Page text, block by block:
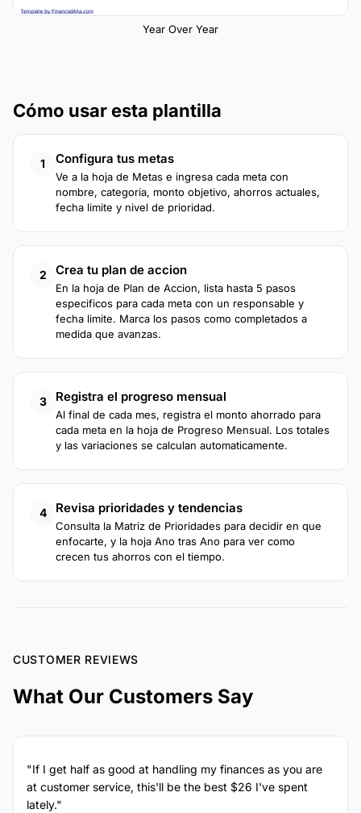
Year Over Year
Cómo usar esta plantilla
1 Configura tus metas
Ve a la hoja de Metas e ingresa cada meta con
nombre, categoria, monto objetivo, ahorros actuales,
fecha limite y nivel de prioridad.
2 Crea tu plan de accion
En la hoja de Plan de Accion, lista hasta 5 pasos
especificos para cada meta con un responsable y
fecha limite. Marca los pasos como completados a
medida que avanzas.
3 Registra el progreso mensual
Al final de cada mes, registra el monto ahorrado para
cada meta en la hoja de Progreso Mensual. Los totales
y las variaciones se calculan automaticamente.
4 Revisa prioridades y tendencias
Consulta la Matriz de Prioridades para decidir en que
enfocarte, y la hoja Ano tras Ano para ver como
crecen tus ahorros con el tiempo.
CUSTOMER REVIEWS
What Our Customers Say
"If I get half as good at handling my finances as you are
at customer service, this'll be the best $26 I've spent
lately."